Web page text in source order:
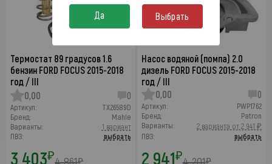
Термостат 89 градусов 1.6
бензин FORD FOCUS 2015-2018
год / III
0,00
0
Артикул:
TX26589D
Бренд:
Mahle
Варианты:
1 вариант
ПВЗ:
выбрать
3 403₽ ₽
Насос водяной (помпа) 2.0
дизель FORD FOCUS 2015-2018
год / III
0,00
0
Артикул:
PWP1762
Бренд:
Patron
Варианты:
2 варианта от 2 941 ₽
ПВЗ:
выбрать
2 941₽ ₽
Да Выбрать